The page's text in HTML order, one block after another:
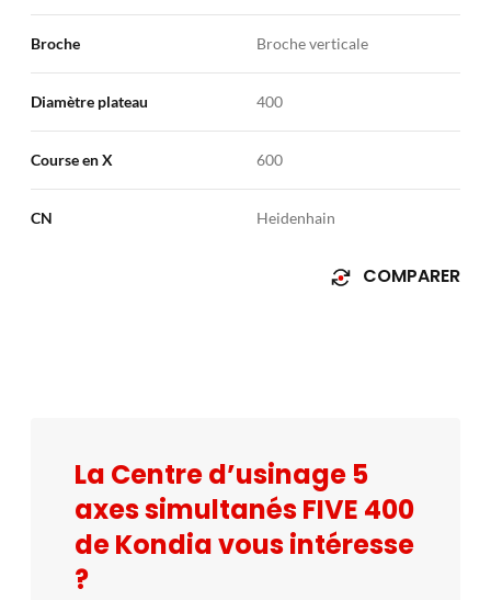
qui offre plusieurs avantages : Élimination du
Broche Broche verticale
Diamètre plateau 400
Course en X 600
CN Heidenhain
COMPARER
La Centre d’usinage 5
axes simultanés FIVE 400
de Kondia vous intéresse
?